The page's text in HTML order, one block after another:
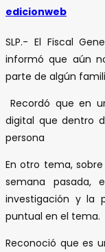
edicionweb
SLP.- El Fiscal
informó que aún
parte de algún
Recordó que en
digital que dentro
persona
En otro tema,
semana pasada,
investigación y la
puntual en el tema.
Reconoció que es